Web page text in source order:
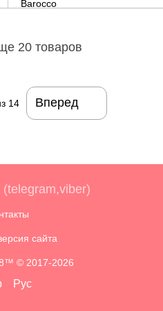
20 товаров
14 Вперед
сайта
© 2017-2026
Рус